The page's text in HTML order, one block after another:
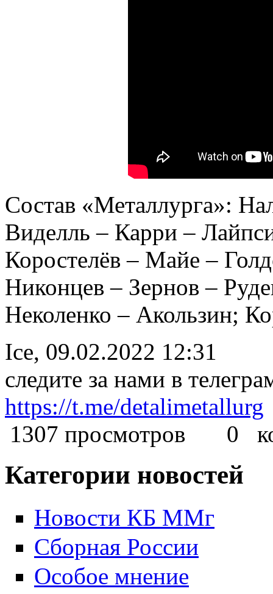
Состав «Металлурга»:
Виделль – Карри –
Коростелёв – Майе –
Никонцев – Зернов –
Неколенко – Акользин;
Ice, 09.02.2022 12:31
следите за нами в
https://t.me/detalimetallurg
1307 просмотров
0
Категории новостей
Новости КБ ММг
Сборная России
Особое мнение